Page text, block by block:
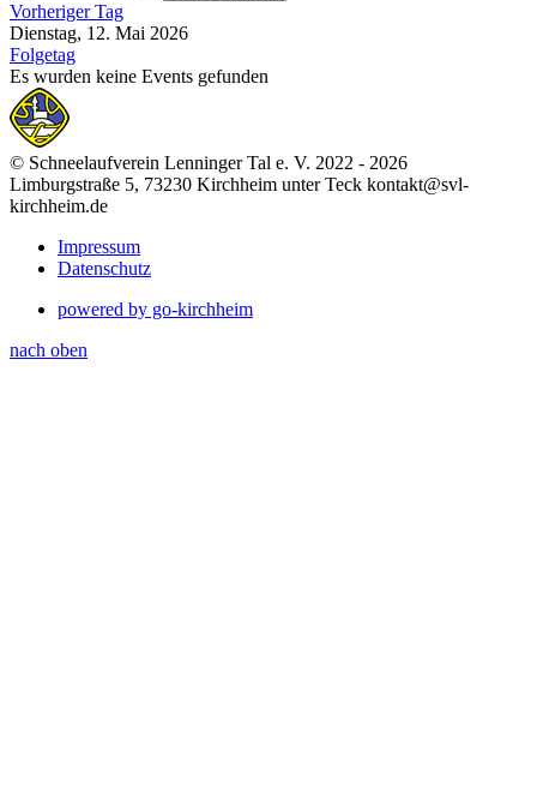
Vorheriger Tag
Dienstag, 12. Mai 2026
Folgetag
Es wurden keine Events gefunden
© Schneelaufverein Lenninger Tal e. V. 2022 - 2026
Limburgstraße 5, 73230 Kirchheim unter Teck kontakt@svl-
kirchheim.de
Impressum
Datenschutz
powered by go-kirchheim
nach oben